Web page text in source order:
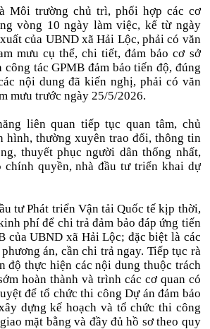
Môi trường chủ trì, phối hợp các cơ
vòng 10 ngày làm việc, kể từ ngày
của UBND xã Hải Lộc, phải có văn
mưu cụ thể, chi tiết, đảm bảo cơ sở
tác GPMB đảm bảo tiến độ, đúng
nội dung đã kiến nghị, phải có văn
mưu trước ngày 25/5/2026.
liên quan tiếp tục quan tâm, chủ
hình, thường xuyên trao đổi, thông tin
thuyết phục người dân thống nhất,
chính quyền, nhà đầu tư triển khai dự
tư Phát triển Vận tải Quốc tế kịp thời,
phí để chi trả đảm bảo đáp ứng tiến
của UBND xã Hải Lộc; đặc biệt là các
án, cần chi trả ngay. Tiếp tục rà
độ thực hiện các nội dung thuộc trách
hoàn thành và trình các cơ quan có
để tổ chức thi công Dự án đảm bảo
dựng kế hoạch và tổ chức thi công
mặt bằng và đầy đủ hồ sơ theo quy